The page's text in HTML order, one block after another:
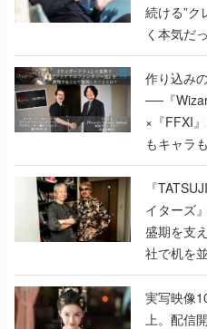
続ける”ク
く本気だ
作り込み
──『
×『FFXI
もキャラ
で作り込
く
『
イターズ
盛期を支
社で机を
『
んだレジ
実写映像
上。配信